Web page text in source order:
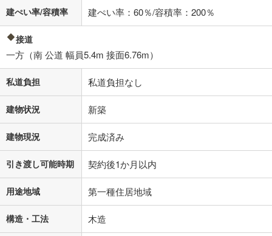
不動産会社に購入相談をする 無料
閉じる
建ぺい率/容積率 建ぺい率：60％/容積率：200％
接道
一方（南 公道 幅員5.4m 接面6.76m）
私道負担 私道負担なし
建物状況 新築
建物現況 完成済み
引き渡し可能時期 契約後1か月以内
用途地域 第一種住居地域
構造・工法 木造